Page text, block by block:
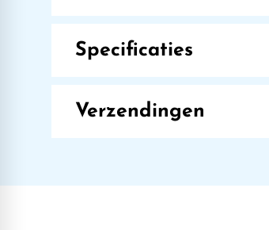
Specificaties
Verzendingen